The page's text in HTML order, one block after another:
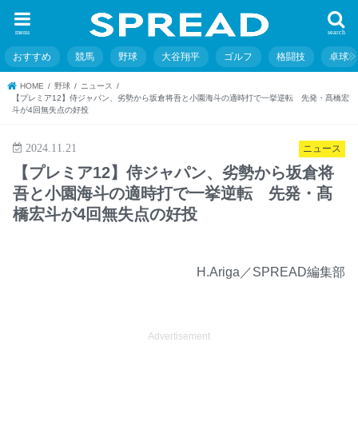
search
menu
おすすめ 競馬 野球 大谷翔平 ゴルフ 格闘技 卓球
HOME 野球
ニュース
【プレミア12】侍ジャパン、劣勢から坂倉将吾と小園海斗の適時打で一挙逆転 先発・髙橋宏
斗が4回無失点の好投
ニュース
2024.11.21
【プレミア12】侍ジャパン、劣勢から坂倉将
吾と小園海斗の適時打で一挙逆転 先発・髙
橋宏斗が4回無失点の好投
H.Ariga／SPREAD編集部
Advertisement